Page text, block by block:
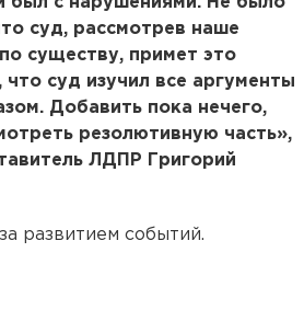
суд, рассмотрев наше
существу, примет это
суд изучил все аргументы
Добавить пока нечего,
резолютивную часть»,
ЛДПР Григорий
развитием событий.